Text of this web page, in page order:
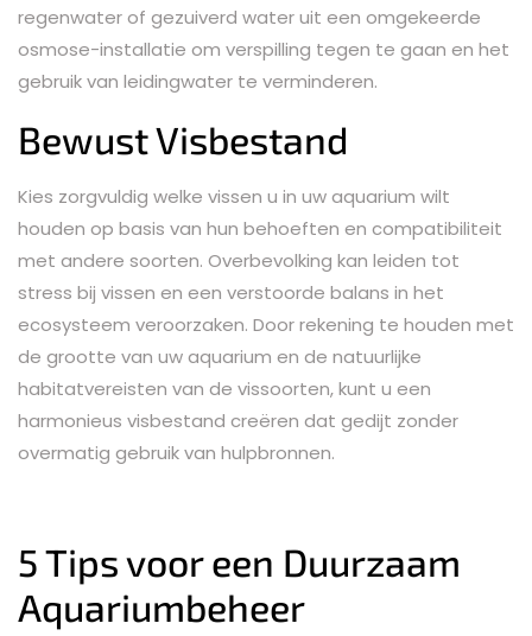
regenwater of gezuiverd water uit een omgekeerde
osmose-installatie om verspilling tegen te gaan en het
gebruik van leidingwater te verminderen.
Bewust Visbestand
Kies zorgvuldig welke vissen u in uw aquarium wilt
houden op basis van hun behoeften en compatibiliteit
met andere soorten. Overbevolking kan leiden tot
stress bij vissen en een verstoorde balans in het
ecosysteem veroorzaken. Door rekening te houden met
de grootte van uw aquarium en de natuurlijke
habitatvereisten van de vissoorten, kunt u een
harmonieus visbestand creëren dat gedijt zonder
overmatig gebruik van hulpbronnen.
5 Tips voor een Duurzaam
Aquariumbeheer